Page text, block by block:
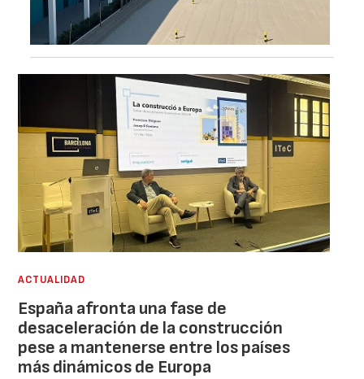
ACTUALIDAD
España afronta una fase de
desaceleración de la construcción
pese a mantenerse entre los países
más dinámicos de Europa